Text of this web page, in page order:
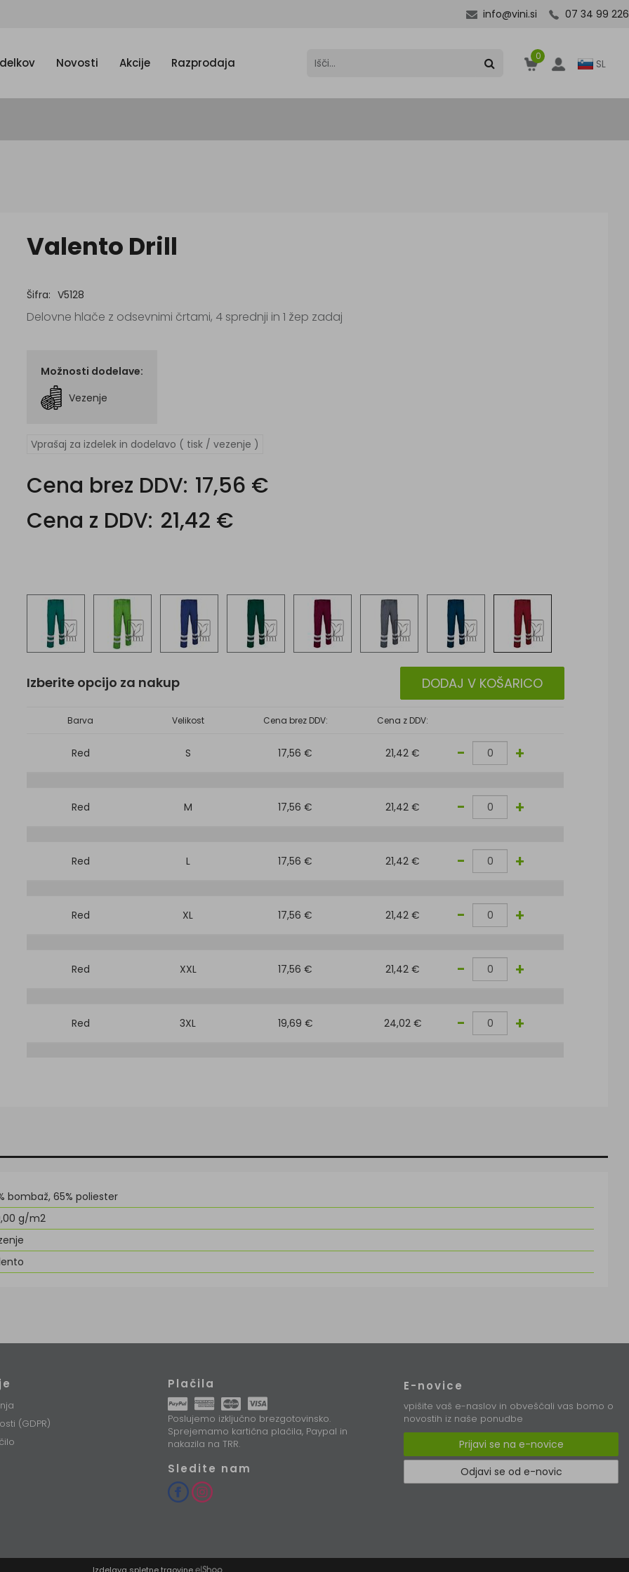
info@vini.si 07 34 99 226
Novosti Akcije Razprodaja 0
SL
Valento Drill
Šifra: V5128
Delovne hlače z odsevnimi črtami, 4 sprednji in 1 žep zadaj
Možnosti dodelave:
Vezenje
Vprašaj za izdelek in dodelavo ( tisk / vezenje )
Cena brez DDV: 17,56 €
Cena z DDV: 21,42 €
Izberite opcijo za nakup DODAJ V KOŠARICO
Barva Velikost Cena brez DDV: Cena z DDV:
Red S 17,56 € 21,42 € - +
Red M 17,56 € 21,42 € - +
Red L 17,56 € 21,42 € - +
Red XL 17,56 € 21,42 € - +
Red XXL 17,56 € 21,42 € - +
Red 3XL 19,69 € 24,02 € - +
bombaž, 65% poliester
g/m2
(GDPR)
Plačila
Poslujemo izključno brezgotovinsko.
Sprejemamo kartična plačila, Paypal in
nakazila na TRR.
Sledite nam
E-novice
vpišite vaš e-naslov in obveščali vas bomo o
novostih iz naše ponudbe
Prijavi se na e-novice
Odjavi se od e-novic